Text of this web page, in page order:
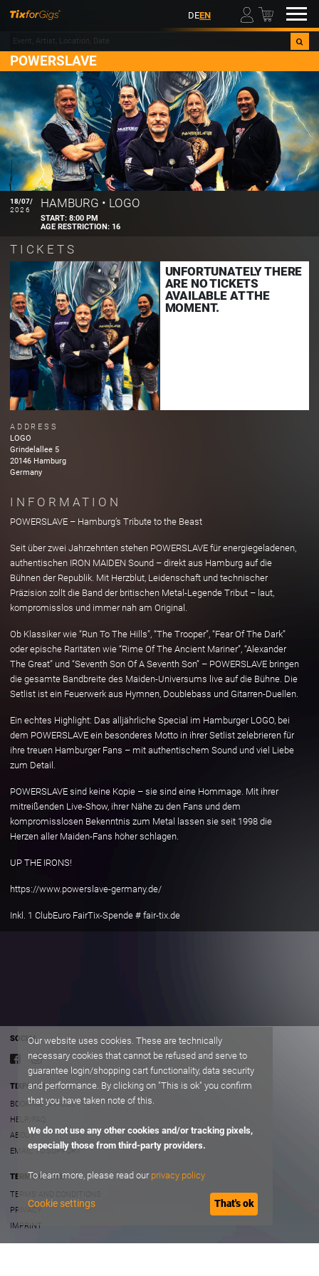
DEEN 00
POWERSLAVE
18/07/
2026
HAMBURG • LOGO
START:8:00 PM
AGE RESTRICTION:16
TICKETS
UNFORTUNATELY THERE
ARE NO TICKETS
AVAILABLE AT THE
MOMENT.
ADDRESS
LOGO
Grindelallee 5
20146 Hamburg
Germany
INFORMATION
POWERSLAVE – Hamburg’s Tribute to the Beast
Seit über zwei Jahrzehnten stehen POWERSLAVE für energiegeladenen,
authentischen IRON MAIDEN Sound – direkt aus Hamburg auf die
Bühnen der Republik. Mit Herzblut, Leidenschaft und technischer
Präzision zollt die Band der britischen Metal-Legende Tribut – laut,
kompromisslos und immer nah am Original.
Ob Klassiker wie “Run To The Hills”, “The Trooper”, “Fear Of The Dark”
oder epische Raritäten wie “Rime Of The Ancient Mariner”, “Alexander
The Great” und “Seventh Son Of A Seventh Son” – POWERSLAVE bringen
die gesamte Bandbreite des Maiden-Universums live auf die Bühne. Die
Setlist ist ein Feuerwerk aus Hymnen, Doublebass und Gitarren-Duellen.
Ein echtes Highlight: Das alljährliche Special im Hamburger LOGO, bei
dem POWERSLAVE ein besonderes Motto in ihrer Setlist zelebrieren für
ihre treuen Hamburger Fans – mit authentischem Sound und viel Liebe
zum Detail.
POWERSLAVE sind keine Kopie – sie sind eine Hommage. Mit ihrer
mitreißenden Live-Show, ihrer Nähe zu den Fans und dem
kompromisslosen Bekenntnis zum Metal lassen sie seit 1998 die
Herzen aller Maiden-Fans höher schlagen.
UP THE IRONS!
https://www.powerslave-germany.de/
Inkl. 1 ClubEuro FairTix-Spende # fair-tix.de
SOCIAL
TIXFORGIGS
BOOKING OFFICES
HELP/FAQ
ABOUT
EMAIL TO SUPPORT
TERMS OF USE
TERMS AND CONDITIONS
PRIVACY
IMPRINT
Our website uses cookies. These are technically
necessary cookies that cannot be refused and serve to
guarantee login/shopping cart functionality, data security
and performance. By clicking on "This is ok" you confirm
that you have taken note of this.
We do not use any other cookies and/or tracking pixels,
especially those from third-party providers.
To learn more, please read our privacy policy
Cookie settings That's ok